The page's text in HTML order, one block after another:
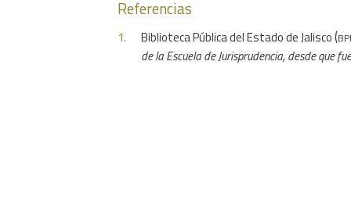
Referencias
Biblioteca Pública del Estado de Jalisco
de la Escuela de Jurisprudencia, desde que